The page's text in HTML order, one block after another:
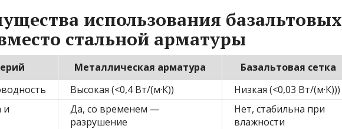
использования базальтовых
стальной арматуры
Металлическая арматура
Базальтовая сетка
Высокая (<0,4 Вт/(м·К))
Низкая (<0,03 Вт/(м·К)))
и
Да, со временем —
разрушение
Нет, стабильна при
влажности